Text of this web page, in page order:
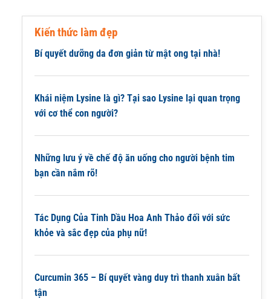
Kiến thức làm đẹp
Bí quyết dưỡng da đơn giản từ mật ong tại nhà!
Khái niệm Lysine là gì? Tại sao Lysine lại quan trọng
với cơ thể con người?
Những lưu ý về chế độ ăn uống cho người bệnh tim
bạn cần nắm rõ!
Tác Dụng Của Tinh Dầu Hoa Anh Thảo đối với sức
khỏe và sắc đẹp của phụ nữ!
Curcumin 365 – Bí quyết vàng duy trì thanh xuân bất
tận